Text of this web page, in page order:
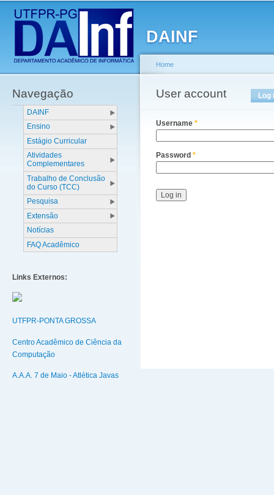
DAINF
Main menu
Navegação
DAINF
Ensino
Estágio Curricular
Atividades
Complementares
Trabalho de Conclusão
do Curso (TCC)
Pesquisa
Extensão
Notícias
FAQ Acadêmico
Links Externos:
UTFPR-PONTA GROSSA
Centro Acadêmico de Ciência da
Computação
A.A.A. 7 de Maio - Atlética Javas
You are here
Home
User account
Primary tabs Log
Username *
Password *